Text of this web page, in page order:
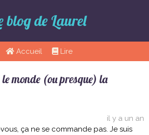
blog de Laurel
Accueil Lire
monde (ou presque) la
il y a un an
ça ne se commande pas. Je suis